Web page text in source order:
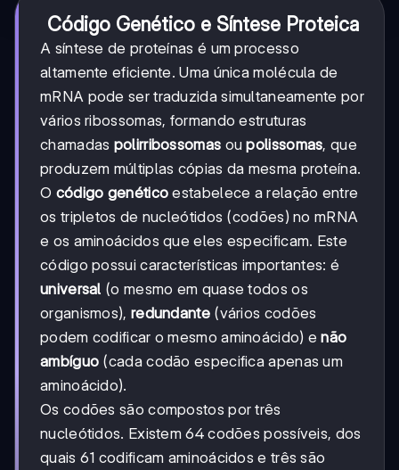
Código Genético e Síntese Proteica
A síntese de proteínas é um processo
altamente eficiente. Uma única molécula de
mRNA pode ser traduzida simultaneamente por
vários ribossomas, formando estruturas
chamadas polirribossomas oupolissomas, que
produzem múltiplas cópias da mesma proteína.
O código genético estabelece a relação entre
os tripletos de nucleótidos (codões) no mRNA
e os aminoácidos que eles especificam. Este
código possui características importantes: é
universal (o mesmo em quase todos os
organismos), redundante(vários codões
podem codificar o mesmo aminoácido) enão
ambíguo (cada codão especifica apenas um
aminoácido).
Os codões são compostos por três
nucleótidos. Existem 64 codões possíveis, dos
quais 61 codificam aminoácidos e três são